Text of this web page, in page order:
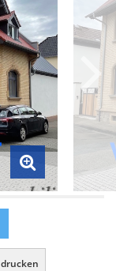
drucken